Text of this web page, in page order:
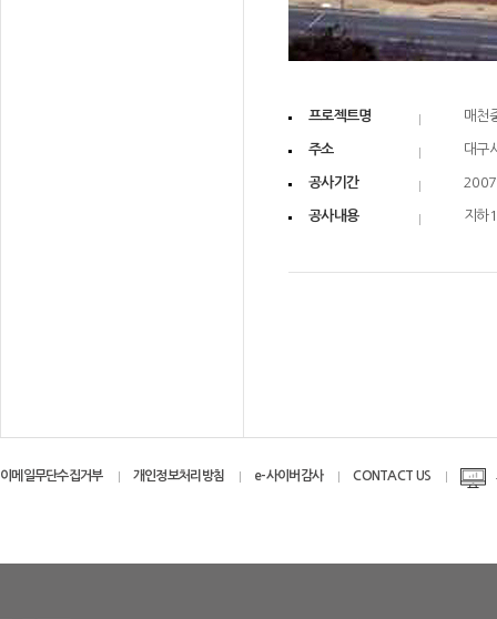
프로젝트명 매천
주소 대구
공사기간
공사내용 지하
이메일무단수집거부 개인정보처리방침 e-사이버감사 CONTACT US